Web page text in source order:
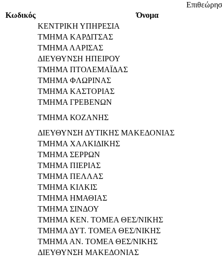
Κωδικός
Όνομα
ΚΕΝΤΡΙΚΗ ΥΠΗΡΕΣΙΑ
ΤΜΗΜΑ ΚΑΡΔΙΤΣΑΣ
ΤΜΗΜΑ ΛΑΡΙΣΑΣ
ΔΙΕΥΘΥΝΣΗ ΗΠΕΙΡΟΥ
ΤΜΗΜΑ ΠΤΟΛΕΜΑΪΔΑΣ
ΤΜΗΜΑ ΦΛΩΡΙΝΑΣ
ΤΜΗΜΑ ΚΑΣΤΟΡΙΑΣ
ΤΜΗΜΑ ΓΡΕΒΕΝΩΝ
ΤΜΗΜΑ ΚΟΖΑΝΗΣ
ΔΙΕΥΘΥΝΣΗ ΔΥΤΙΚΗΣ ΜΑΚΕΔΟΝΙΑΣ
ΤΜΗΜΑ ΧΑΛΚΙΔΙΚΗΣ
ΤΜΗΜΑ ΣΕΡΡΩΝ
ΤΜΗΜΑ ΠΙΕΡΙΑΣ
ΤΜΗΜΑ ΠΕΛΛΑΣ
ΤΜΗΜΑ ΚΙΛΚΙΣ
ΤΜΗΜΑ ΗΜΑΘΙΑΣ
ΤΜΗΜΑ ΣΙΝΔΟΥ
ΤΜΗΜΑ ΚΕΝ. ΤΟΜΕΑ ΘΕΣ/ΝΙΚΗΣ
ΤΜΗΜΑ ΔΥΤ. ΤΟΜΕΑ ΘΕΣ/ΝΙΚΗΣ
ΤΜΗΜΑ ΑΝ. ΤΟΜΕΑ ΘΕΣ/ΝΙΚΗΣ
ΔΙΕΥΘΥΝΣΗ ΜΑΚΕΔΟΝΙΑΣ